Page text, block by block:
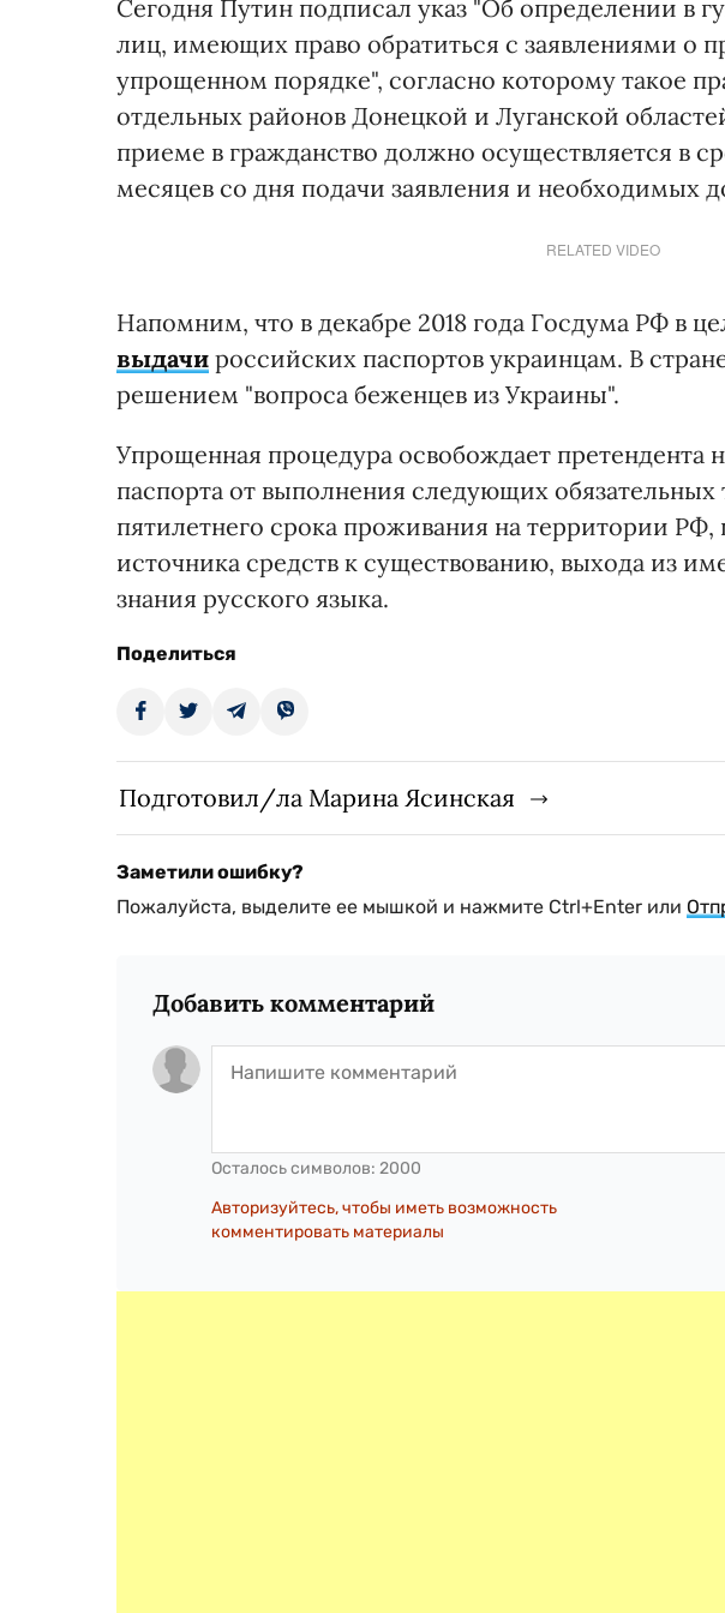
Сегодня Путин подписал указ "Об определении в
лиц, имеющих право обратиться с заявлениями о
упрощенном порядке", согласно которому такое
отдельных районов Донецкой и Луганской
приеме в гражданство должно осуществляется в
месяцев со дня подачи заявления и необходимых
RELATED VIDEO
Напомним, что в декабре 2018 года Госдума РФ в
выдачи российских паспортов украинцам. В
решением "вопроса беженцев из Украины".
Упрощенная процедура освобождает претендента
паспорта от выполнения следующих обязательных
пятилетнего срока проживания на территории РФ,
источника средств к существованию, выхода из
знания русского языка.
Поделиться
Подготовил/ла Марина Ясинская
Заметили ошибку?
Пожалуйста, выделите ее мышкой и нажмите Ctrl+Enter или
Добавить комментарий
Осталось символов: 2000
Авторизуйтесь, чтобы иметь возможность
комментировать материалы